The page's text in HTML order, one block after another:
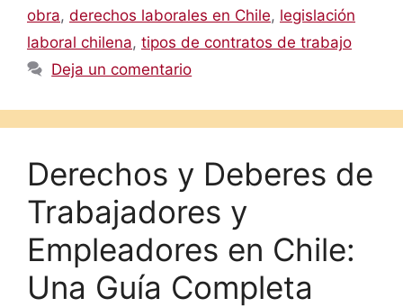
obra, derechos laborales en Chile, legislación
laboral chilena, tipos de contratos de trabajo
Deja un comentario
Derechos y Deberes de
Trabajadores y
Empleadores en Chile:
Una Guía Completa